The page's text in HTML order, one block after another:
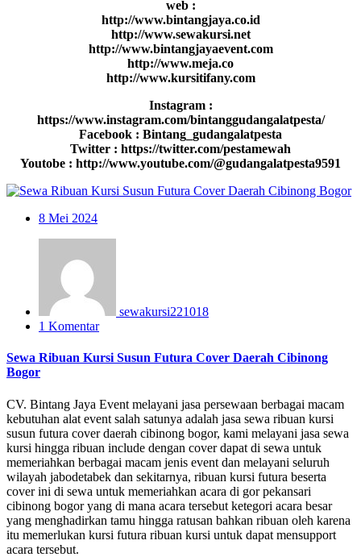
web :
http://www.bintangjaya.co.id
http://www.sewakursi.net
http://www.bintangjayaevent.com
http://www.meja.co
http://www.kursitifany.com
Instagram :
https://www.instagram.com/bintanggudangalatpesta/
Facebook : Bintang_gudangalatpesta
Twitter : https://twitter.com/pestamewah
Youtobe : http://www.youtube.com/@gudangalatpesta9591
8 Mei 2024
sewakursi221018
1 Komentar
Sewa Ribuan Kursi Susun Futura Cover Daerah Cibinong
Bogor
CV. Bintang Jaya Event melayani jasa persewaan berbagai macam
kebutuhan alat event salah satunya adalah jasa sewa ribuan kursi
susun futura cover daerah cibinong bogor, kami melayani jasa sewa
kursi hingga ribuan include dengan cover dapat di sewa untuk
memeriahkan berbagai macam jenis event dan melayani seluruh
wilayah jabodetabek dan sekitarnya, ribuan kursi futura beserta
cover ini di sewa untuk memeriahkan acara di gor pekansari
cibinong bogor yang di mana acara tersebut ketegori acara besar
yang menghadirkan tamu hingga ratusan bahkan ribuan oleh karena
itu memerlukan kursi futura ribuan kursi untuk dapat mensupport
acara tersebut.